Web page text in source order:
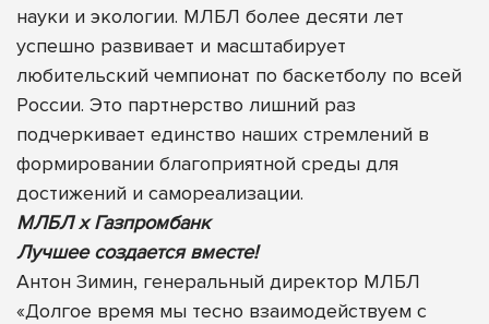
науки и экологии. МЛБЛ более десяти лет
успешно развивает и масштабирует
любительский чемпионат по баскетболу по всей
России. Это партнерство лишний раз
подчеркивает единство наших стремлений в
формировании благоприятной среды для
достижений и самореализации.
МЛБЛ х Газпромбанк
Лучшее создается вместе!
Антон Зимин, генеральный директор МЛБЛ
«Долгое время мы тесно взаимодействуем с